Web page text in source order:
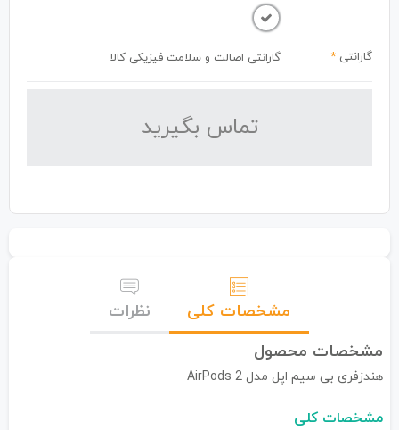
گارانتی * گارانتی اصالت و سلامت فیزیکی کالا
تماس بگیرید
مشخصات کلی
نظرات
مشخصات محصول
هندزفری بی‌ سیم اپل مدل AirPods 2
مشخصات کلی